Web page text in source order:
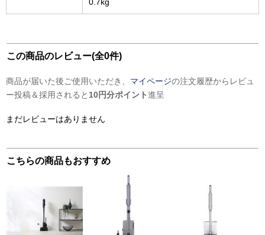
この商品のレビュー(全0件)
商品が届いた後ご使用いただき、 マイページの注文履歴からレビュ
ー投稿＆採用されると 10円分ポイント進呈
まだレビューはありません
こちらの商品もおすすめ